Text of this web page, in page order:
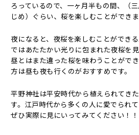
ろっているので、一ヶ月半もの間、（
じめ）ぐらい、桜を楽しむことができま
夜になると、夜桜を楽しむことができ
ではあたたかい光りに包まれた夜桜を見
昼とはまた違った桜を味わうことがで
方は昼も夜も行くのがおすすめです。
平野神社は平安時代から植えられてき
す。江戸時代から多くの人に愛でられて
ぜひ実際に見にいってみてください！！